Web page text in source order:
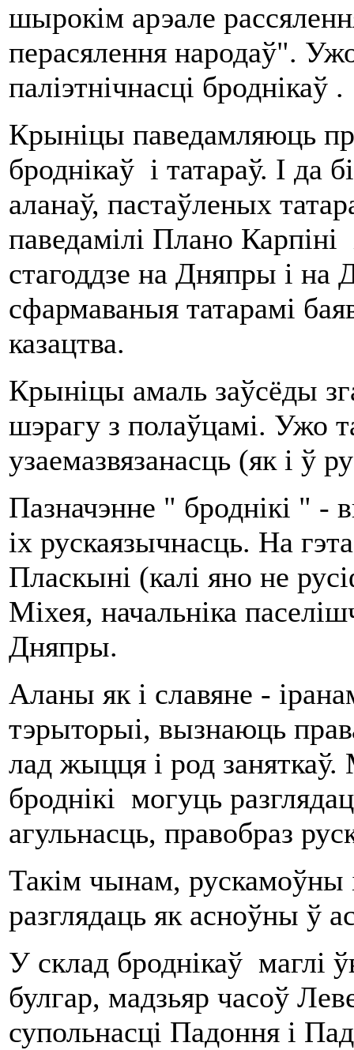
шырокім арэале
перасялення народаў".
паліэтнічнасці броднікаў .
Крыніцы паведамляюць
броднікаў і татараў. І да
аланаў, пастаўленых
паведамілі Плано
стагоддзе на Дняпры і на
сфармаваныя татарамі
казацтва.
Крыніцы амаль заўсёды
шэрагу з полаўцамі. Ужо
узаемазвязанасць (як і ў
Пазначэнне " броднікі " -
іх рускаязычнасць. На
Пласкыні (калі яно не
Міхея, начальніка
Дняпры.
Аланы як і славяне -
тэрыторыі, вызнаюць
лад жыцця і род заняткаў.
броднікі могуць
агульнасць, правобраз
Такім чынам, рускамоўны
разглядаць як асноўны ў
У склад броднікаў маглі
булгар, мадзьяр часоў
супольнасці Падоння і